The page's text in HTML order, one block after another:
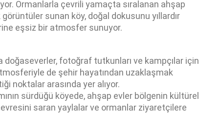
Ormanlarla çevrili yamaçta sıralanan ahşap
sunan köy, doğal dokusunu yıllardır
eşsiz bir atmosfer sunuyor.
doğaseverler, fotoğraf tutkunları ve kampçılar için
de şehir hayatından uzaklaşmak
noktalar arasında yer alıyor.
sürdüğü köyede, ahşap evler bölgenin kültürel
saran yaylalar ve ormanlar ziyaretçilere